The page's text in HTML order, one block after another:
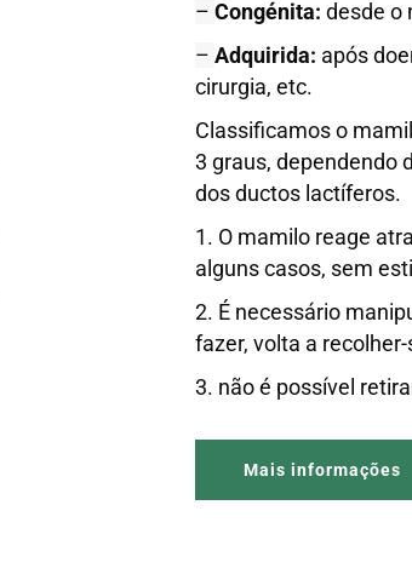
– Congénita: desde o
– Adquirida: após
cirurgia, etc.
Classificamos o
3 graus, dependendo
dos ductos lactíferos.
1. O mamilo reage
alguns casos, sem
2. É necessário
fazer, volta a recolher-
3. não é possível
Mais informações